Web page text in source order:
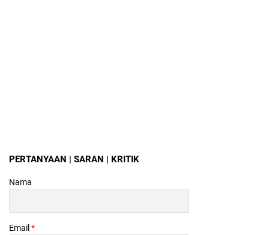
PERTANYAAN | SARAN | KRITIK
Nama
Email*